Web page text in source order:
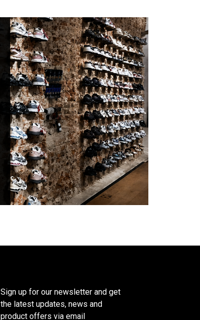
Sign up for our newsletter and get
the latest updates, news and
product offers via email